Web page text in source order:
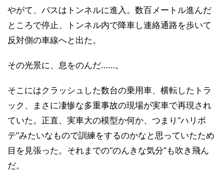
やがて、バスはトンネルに進入。数百メートル進んだ
ところで停止、トンネル内で降車し連絡通路を歩いて
反対側の車線へと出た。
その光景に、息をのんだ……。
そこにはクラッシュした数台の乗用車、横転したトラ
ック、まさに凄惨な多重事故の現場が実車で再現され
ていた。正直、実車大の模型か何か、つまり“ハリボ
テ”みたいなもので訓練をするのかなと思っていたため
目を見張った。それまでの“のんきな気分”も吹き飛ん
だ。